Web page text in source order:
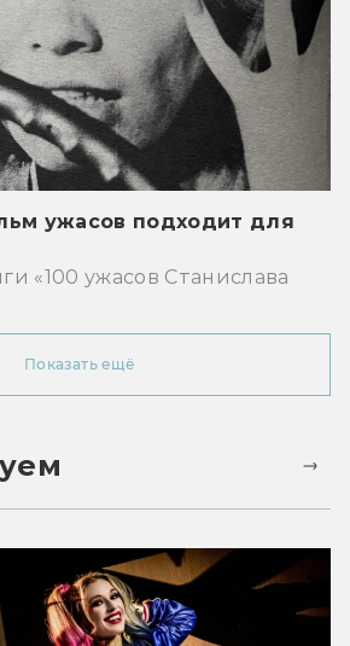
ужасов подходит для
«100 ужасов Станислава
Показать ещё